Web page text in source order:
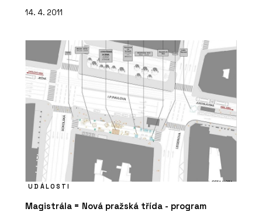
14. 4. 2011
UDÁLOSTI
Magistrála = Nová pražská třída - program